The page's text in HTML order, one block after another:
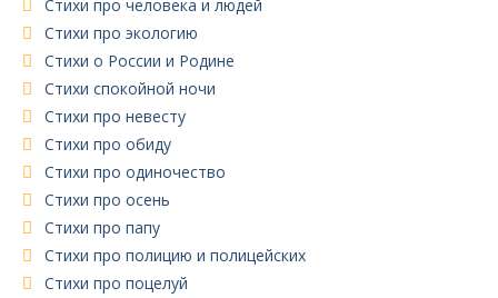
Стихи про человека и людей
Стихи про экологию
Стихи о России и Родине
Стихи спокойной ночи
Стихи про невесту
Стихи про обиду
Стихи про одиночество
Стихи про осень
Стихи про папу
Стихи про полицию и полицейских
Стихи про поцелуй